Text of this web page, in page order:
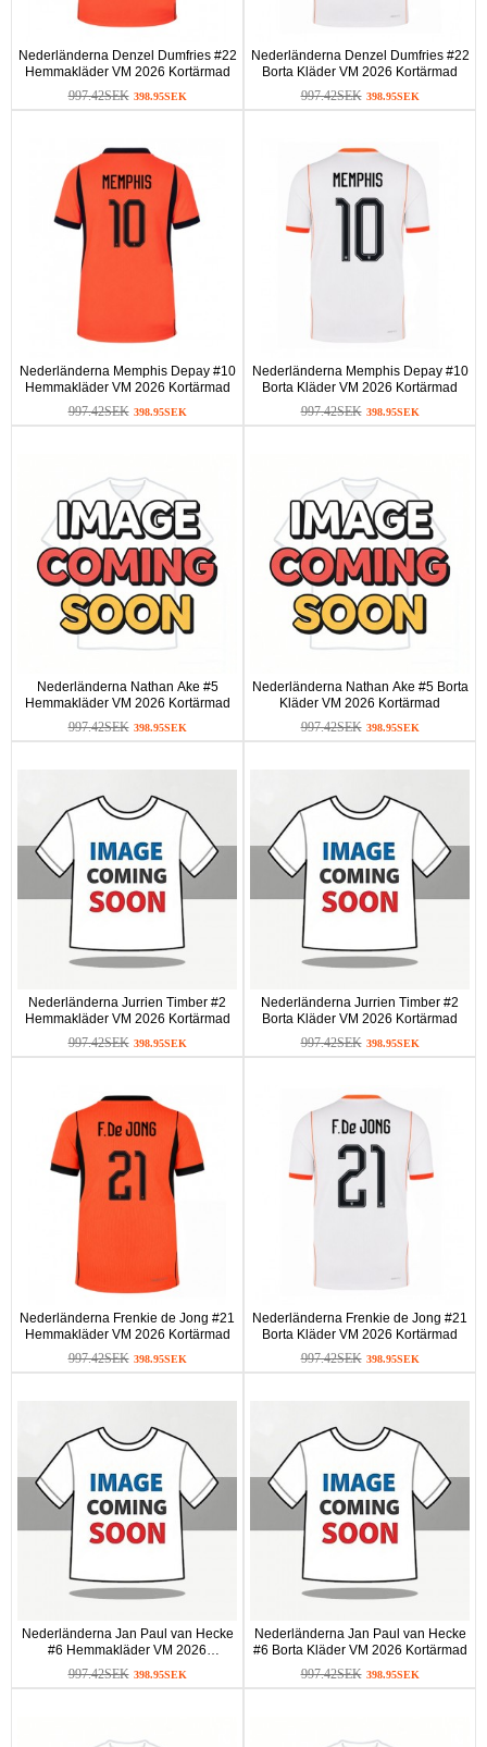
Nederländerna Denzel Dumfries #22
Hemmakläder VM 2026 Kortärmad
997.42SEK 398.95SEK
Nederländerna Denzel Dumfries #22
Borta Kläder VM 2026 Kortärmad
997.42SEK 398.95SEK
Nederländerna Memphis Depay #10
Hemmakläder VM 2026 Kortärmad
997.42SEK 398.95SEK
Nederländerna Memphis Depay #10
Borta Kläder VM 2026 Kortärmad
997.42SEK 398.95SEK
Nederländerna Nathan Ake #5
Hemmakläder VM 2026 Kortärmad
997.42SEK 398.95SEK
Nederländerna Nathan Ake #5 Borta
Kläder VM 2026 Kortärmad
997.42SEK 398.95SEK
Nederländerna Jurrien Timber #2
Hemmakläder VM 2026 Kortärmad
997.42SEK 398.95SEK
Nederländerna Jurrien Timber #2
Borta Kläder VM 2026 Kortärmad
997.42SEK 398.95SEK
Nederländerna Frenkie de Jong #21
Hemmakläder VM 2026 Kortärmad
997.42SEK 398.95SEK
Nederländerna Frenkie de Jong #21
Borta Kläder VM 2026 Kortärmad
997.42SEK 398.95SEK
Nederländerna Jan Paul van Hecke
#6 Hemmakläder VM 2026
Kortärmad
997.42SEK 398.95SEK
Nederländerna Jan Paul van Hecke
#6 Borta Kläder VM 2026 Kortärmad
997.42SEK 398.95SEK